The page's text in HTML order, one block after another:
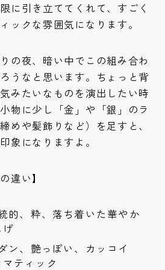
に引き立ててくれて、すごく
ックな雰囲気になります。
の夜、暗い中でこの組み合わ
うなと思います。ちょっと背
みたいなものを演出したい時
物に少し「金」や「銀」のラ
めや髪飾りなど）を足すと、
象になりますよ。
違い】
的、粋、落ち着いた華やか
げ
ン、艶っぽい、カッコイ
ティック